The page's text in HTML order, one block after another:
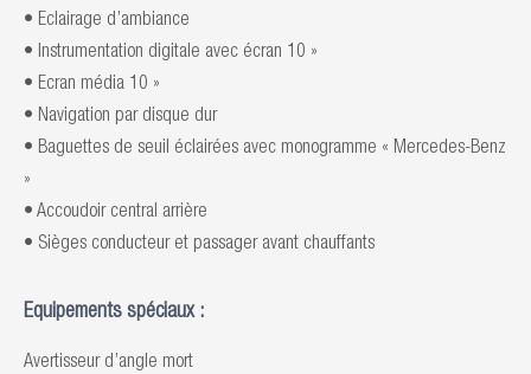
• Eclairage d’ambiance
• Instrumentation digitale avec écran 10 »
• Ecran média 10 »
• Navigation par disque dur
• Baguettes de seuil éclairées avec monogramme « Mercedes-Benz
»
• Accoudoir central arrière
• Sièges conducteur et passager avant chauffants
Equipements spéciaux :
Avertisseur d’angle mort